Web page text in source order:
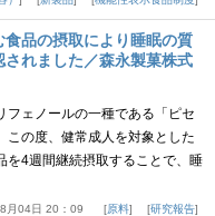
食品の摂取により睡眠の質
れました／森永製菓株式
フェノールの一種である「ピセ
この度、健常成人を対象とした
を4週間継続摂取することで、睡
月04日 20：09 原料 研究報告